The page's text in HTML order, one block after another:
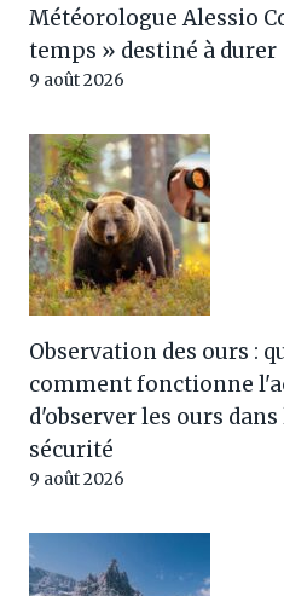
Météorologue Alessio
temps » destiné à durer
9 août 2026
Observation des ours :
comment fonctionne
d'observer les ours
sécurité
9 août 2026